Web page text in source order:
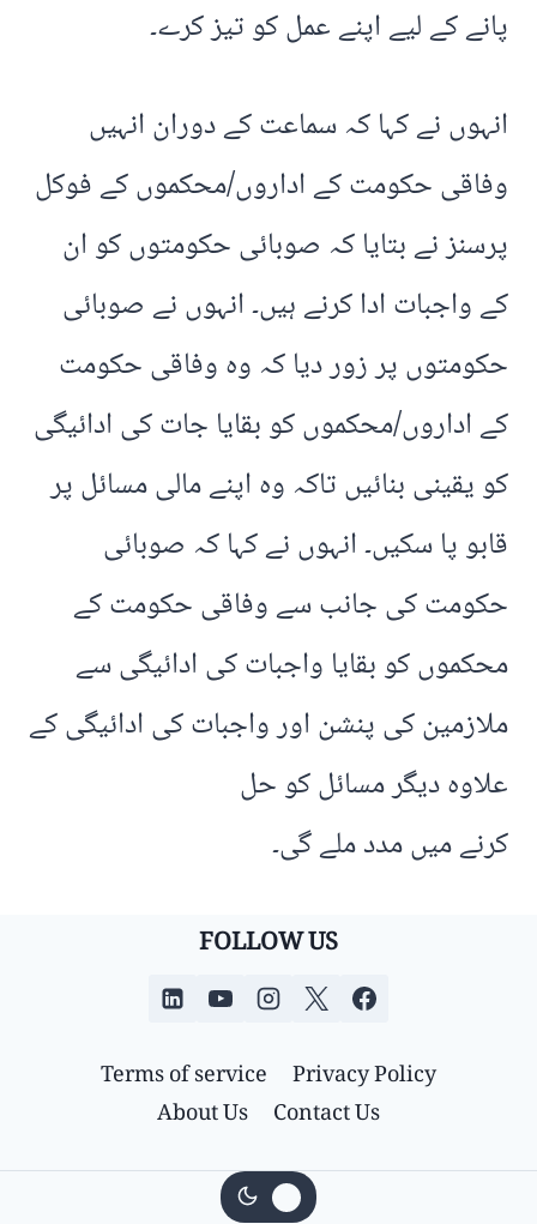
پانے کے لیے اپنے عمل کو تیز کرے۔
انہوں نے کہا کہ سماعت کے دوران انہیں
وفاقی حکومت کے اداروں/محکموں کے فوکل
پرسنز نے بتایا کہ صوبائی حکومتوں کو ان
کے واجبات ادا کرنے ہیں۔ انہوں نے صوبائی
حکومتوں پر زور دیا کہ وہ وفاقی حکومت
کے اداروں/محکموں کو بقایا جات کی ادائیگی
کو یقینی بنائیں تاکہ وہ اپنے مالی مسائل پر
قابو پا سکیں۔ انہوں نے کہا کہ صوبائی
حکومت کی جانب سے وفاقی حکومت کے
محکموں کو بقایا واجبات کی ادائیگی سے
ملازمین کی پنشن اور واجبات کی ادائیگی کے
علاوہ دیگر مسائل کو حل
کرنے میں مدد ملے گی۔
FOLLOW US
Privacy Policy
Terms of service
Contact Us
About Us